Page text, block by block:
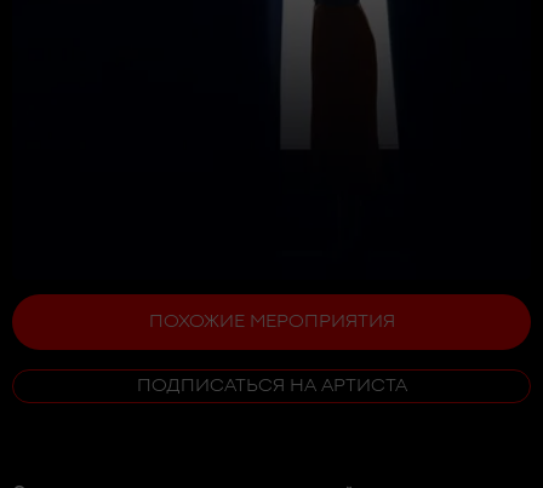
ПОХОЖИЕ МЕРОПРИЯТИЯ
ПОДПИСАТЬСЯ НА АРТИСТА